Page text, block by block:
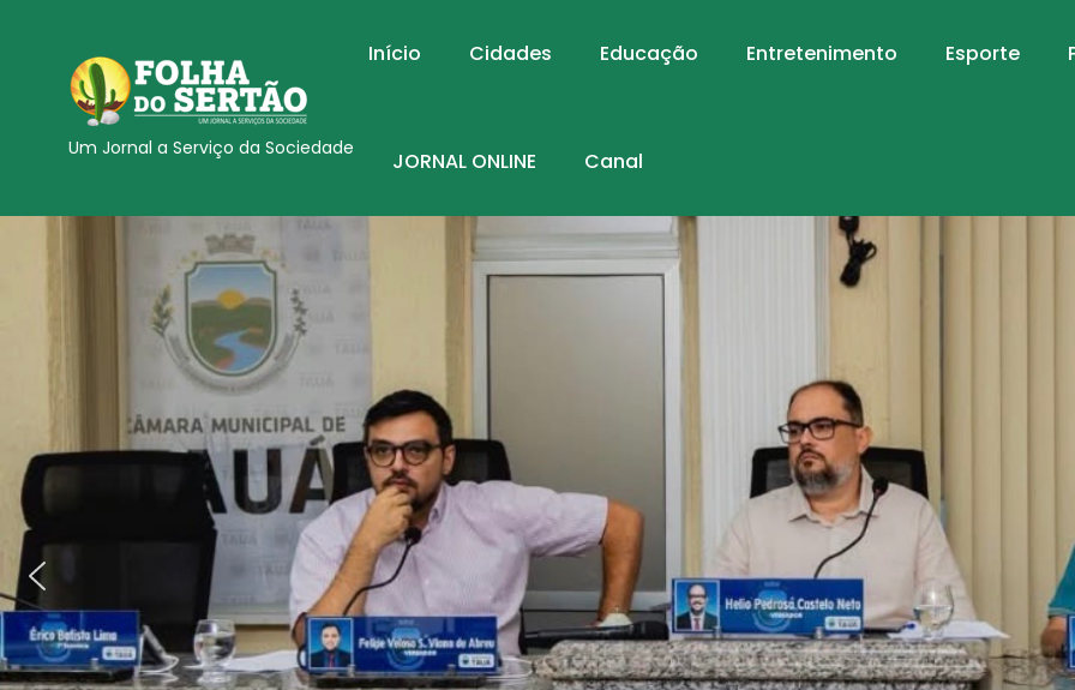
Um Jornal a Serviço da Sociedade
Início Cidades Educação Entretenimento Esporte
JORNAL ONLINE Canal